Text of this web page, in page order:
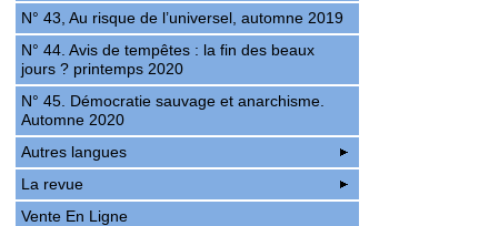
N° 43, Au risque de l’universel, automne 2019
N° 44. Avis de tempêtes : la fin des beaux
jours ? printemps 2020
N° 45. Démocratie sauvage et anarchisme.
Automne 2020
Autres langues
La revue
Vente En Ligne